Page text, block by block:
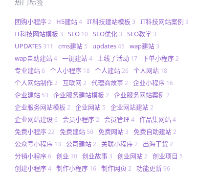
团购小程序2 H5建站4 IT科技建站模板 3 IT科技网站案例 3
IT科技网站模板 3 SEO 10 SEO优化 3 SEO教学 3
UPDATES 311 cms建站 5 updates45 wap建站 3
wap自助建站4 一键建站4 上线了活动 17 下单小程序2
专业建站6 个人小程序 18 个人建站26 个人网站 18
个人网站制作2 互联网 2 代理商故事2 企业小程序 16
企业建站 53 企业服务建站模板 2 企业服务网站案例 2
企业服务网站模板 2 企业网站 5 企业网站建站2
企业网站建设6 会员小程序2 会员管理 4 作品集网站4
免费小程序22 免费建站 50 免费网站 3 免费自助建站2
公众号小程序 13 公司建站2 关联小程序2 出海干货2
分销小程序6 创业 30 创业故事 3 创业网站2 创业项目 5
创建小程序4 制作小程序 16 制作网页 2 功能更新96